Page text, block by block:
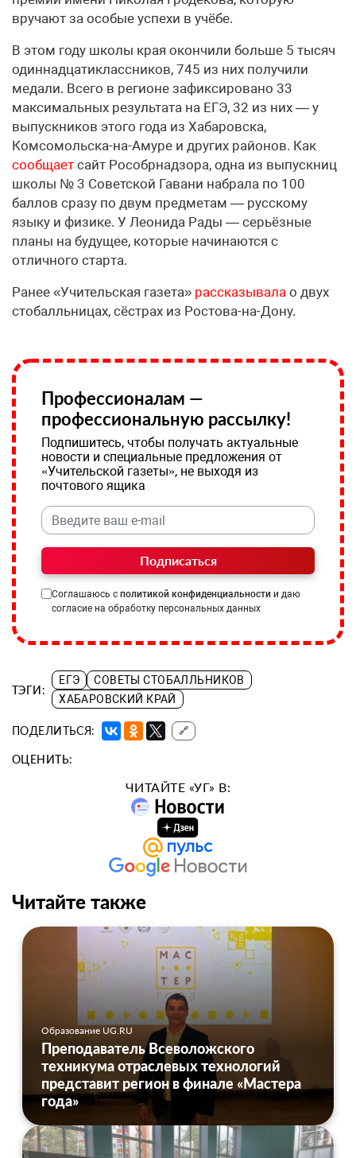
вручают за особые успехи в учёбе.
В этом году школы края окончили больше 5 тысяч
одиннадцатиклассников, 745 из них получили
медали. Всего в регионе зафиксировано 33
максимальных результата на ЕГЭ, 32 из них — у
выпускников этого года из Хабаровска,
Комсомольска-на-Амуре и других районов. Как
сообщает сайт Рособрнадзора, одна из выпускниц
школы № 3 Советской Гавани набрала по 100
баллов сразу по двум предметам — русскому
языку и физике. У Леонида Рады — серьёзные
планы на будущее, которые начинаются с
отличного старта.
Ранее «Учительская газета» рассказывала о двух
стобалльницах, сёстрах из Ростова-на-Дону.
Профессионалам —
профессиональную рассылку!
Подпишитесь, чтобы получать актуальные
новости и специальные предложения от
«Учительской газеты», не выходя из
почтового ящика
Подписаться
Соглашаюсь с политикой конфиденциальности и даю
согласие на обработку персональных данных
ТЭГИ:
ЕГЭ
СОВЕТЫ СТОБАЛЛЬНИКОВ
ХАБАРОВСКИЙ КРАЙ
ПОДЕЛИТЬСЯ: 🔗
ОЦЕНИТЬ:
ЧИТАЙТЕ «УГ» В:
Читайте также
Образование UG.RU
Преподаватель Всеволожского
техникума отраслевых технологий
представит регион в финале «Мастера
года»